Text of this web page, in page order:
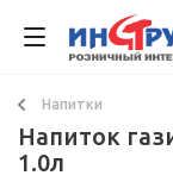
Напитки
Напиток
1.0л